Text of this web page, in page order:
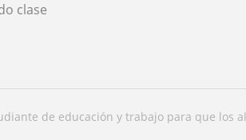
clase
de educación y trabajo para que los